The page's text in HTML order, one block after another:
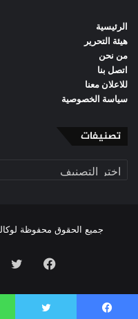
الرئيسية
هيئة التحرير
من نحن
اتصل بنا
للاعلان معنا
سياسة الخصوصية
تصنيفات
تصنيفات
جميع الحقوق محفوظة لوكالة
فيسبوك